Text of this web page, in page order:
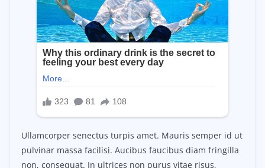
Ullamcorper senectus turpis amet. Mauris semper id ut
pulvinar massa facilisi. Aucibus faucibus diam fringilla
non, consequat. In ultrices non purus vitae risus,